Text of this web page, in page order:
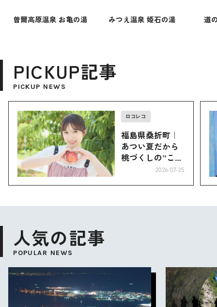
曽爾高原温泉 お亀の湯 みつえ温泉 姫石の湯 道
PICKUP記事
PICKUP NEWS
ロコレコ
福島県桑折町｜
あつい夏だから
桃づくしの”こお
2026-07-25
人気の記事
POPULAR NEWS